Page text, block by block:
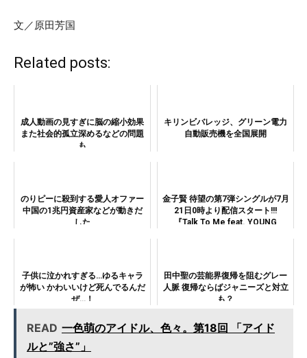
文／原田芳国
Related posts:
成人動画の見すぎに脳の縮小効果
また社会的孤立深めるなどの問題
も
キリンビバレッジ、グリーン電力
自動販売機を全国展開
のりピーに殺到する愛人オファー
中国の1兆円資産家などが動きだ
した
金子賢 待望の第7弾シングルが7月
21日0時より配信スタート!!!
『Talk To Me feat. YOUNG
子供に泣かれすぎる…ゆるキャラ
が怖い かわいいけど死んでるんだ
ぜ…！
田中聖の芸能界復帰を阻むグレー
人脈 復帰ならばジャニーズと対立
も？
READ 一色萌のアイドル、色々。第18回 「アイド
ルと”強さ”」